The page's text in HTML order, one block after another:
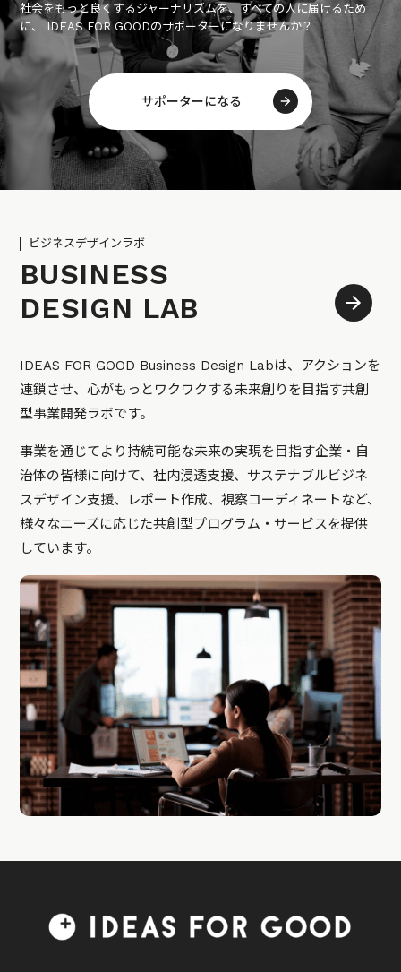
社会をもっと良くするジャーナリズムを、すべての人に届けるため
に、 IDEAS FOR GOODのサポーターになりませんか？
サポーターになる
ビジネスデザインラボ
BUSINESS
DESIGN LAB
IDEAS FOR GOOD Business Design Labは、アクションを
連鎖させ、心がもっとワクワクする未来創りを目指す共創
型事業開発ラボです。
事業を通じてより持続可能な未来の実現を目指す企業・自
治体の皆様に向けて、社内浸透支援、サステナブルビジネ
スデザイン支援、レポート作成、視察コーディネートなど、
様々なニーズに応じた共創型プログラム・サービスを提供
しています。